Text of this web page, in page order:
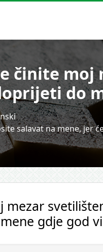
činite
do
salavat na mene, jer
gdje god